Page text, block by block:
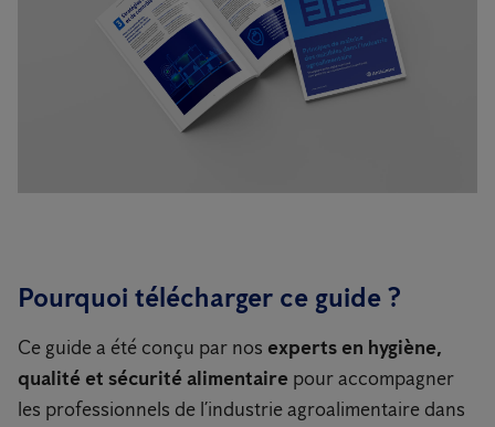
Pourquoi télécharger ce guide ?
Ce guide a été conçu par nos experts en hygiène,
qualité et sécurité alimentaire pour accompagner
les professionnels de l’industrie agroalimentaire dans